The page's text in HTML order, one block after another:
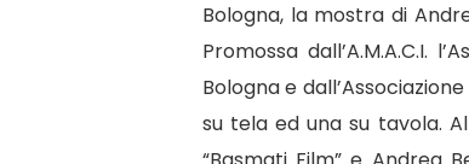
Bologna, la mostra di
Promossa dall’A.M.A.C.I.
Bologna e dall’
su tela ed una su tavola.